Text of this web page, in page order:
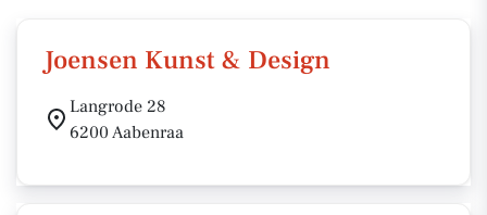
Joensen Kunst & Design
Langrode 28
6200 Aabenraa